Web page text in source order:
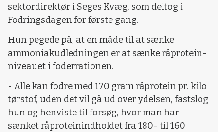
sektordirektør i Seges Kvæg, som deltog i
Fodringsdagen for første gang.
Hun pegede på, at en måde til at sænke
ammoniakudledningen er at sænke råprotein-
niveauet i foderrationen.
- Alle kan fodre med 170 gram råprotein pr. kilo
tørstof, uden det vil gå ud over ydelsen, fastslog
hun og henviste til forsøg, hvor man har
sænket råproteinindholdet fra 180- til 160